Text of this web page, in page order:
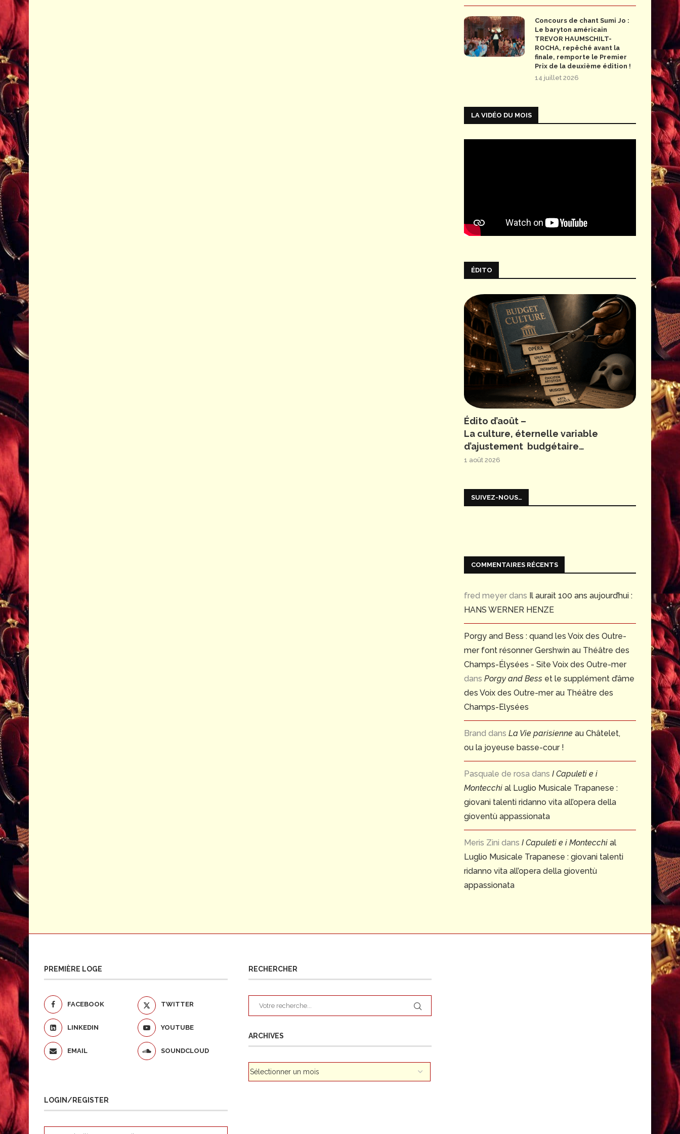
Concours de chant Sumi Jo :
Le baryton américain
TREVOR HAUMSCHILT-
ROCHA, repêché avant la
finale, remporte le Premier
Prix de la deuxième édition !
14 juillet 2026
LA VIDÉO DU MOIS
ÉDITO
Édito d’août –
La culture, éternelle variable
d’ajustement budgétaire…
1 août 2026
SUIVEZ-NOUS…
COMMENTAIRES RÉCENTS
fred meyer dans Il aurait 100 ans aujourd’hui :
HANS WERNER HENZE
Porgy and Bess : quand les Voix des Outre-
mer font résonner Gershwin au Théâtre des
Champs-Élysées - Site Voix des Outre-mer
dans Porgy and Bess et le supplément d’âme
des Voix des Outre-mer au Théâtre des
Champs-Elysées
Brand dans La Vie parisienne au Châtelet,
ou la joyeuse basse-cour !
Pasquale de rosa dans I Capuleti e i
Montecchi al Luglio Musicale Trapanese :
giovani talenti ridanno vita all’opera della
gioventù appassionata
Meris Zini dans I Capuleti e i Montecchi al
Luglio Musicale Trapanese : giovani talenti
ridanno vita all’opera della gioventù
appassionata
PREMIÈRE LOGE
FACEBOOK TWITTER
LINKEDIN YOUTUBE
EMAIL SOUNDCLOUD
LOGIN/REGISTER
RECHERCHER
ARCHIVES